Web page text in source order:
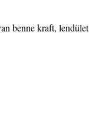
benne kraft, lendület